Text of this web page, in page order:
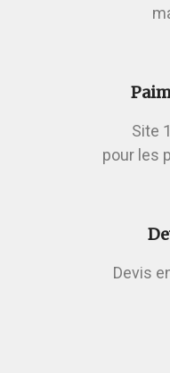
Site
pour les
Devis